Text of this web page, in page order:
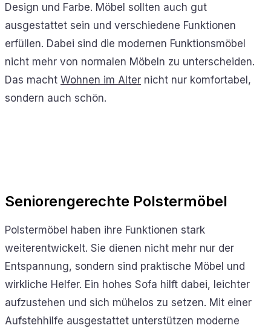
Design und Farbe. Möbel sollten auch gut
ausgestattet sein und verschiedene Funktionen
erfüllen. Dabei sind die modernen Funktionsmöbel
nicht mehr von normalen Möbeln zu unterscheiden.
Das macht Wohnen im Alter nicht nur komfortabel,
sondern auch schön.
Seniorengerechte Polstermöbel
Polstermöbel haben ihre Funktionen stark
weiterentwickelt. Sie dienen nicht mehr nur der
Entspannung, sondern sind praktische Möbel und
wirkliche Helfer. Ein hohes Sofa hilft dabei, leichter
aufzustehen und sich mühelos zu setzen. Mit einer
Aufstehhilfe ausgestattet unterstützen moderne